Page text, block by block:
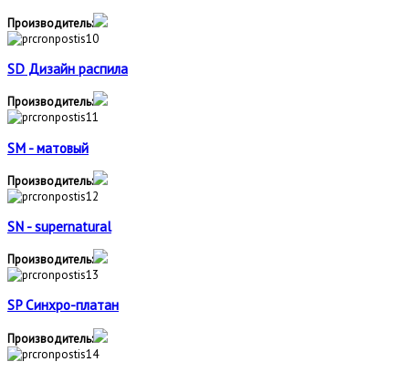
Производитель:
SD Дизайн распила
Производитель:
SM - матовый
Производитель:
SN - supernatural
Производитель:
SP Синхро-платан
Производитель: